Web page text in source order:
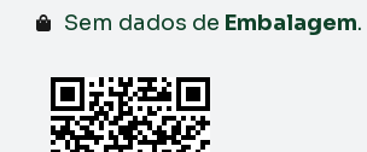
Sem dados de Embalagem.